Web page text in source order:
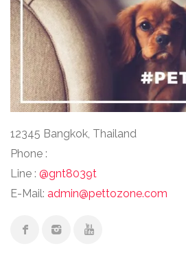
12345 Bangkok, Thailand
Phone :
Line : @gnt8039t
E-Mail: admin@pettozone.com